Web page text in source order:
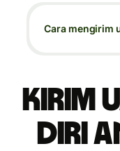
Cara mengirim
Kirim
diri